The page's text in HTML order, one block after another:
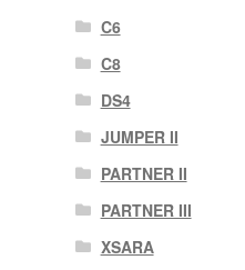
C6
C8
DS4
JUMPER II
PARTNER II
PARTNER III
XSARA